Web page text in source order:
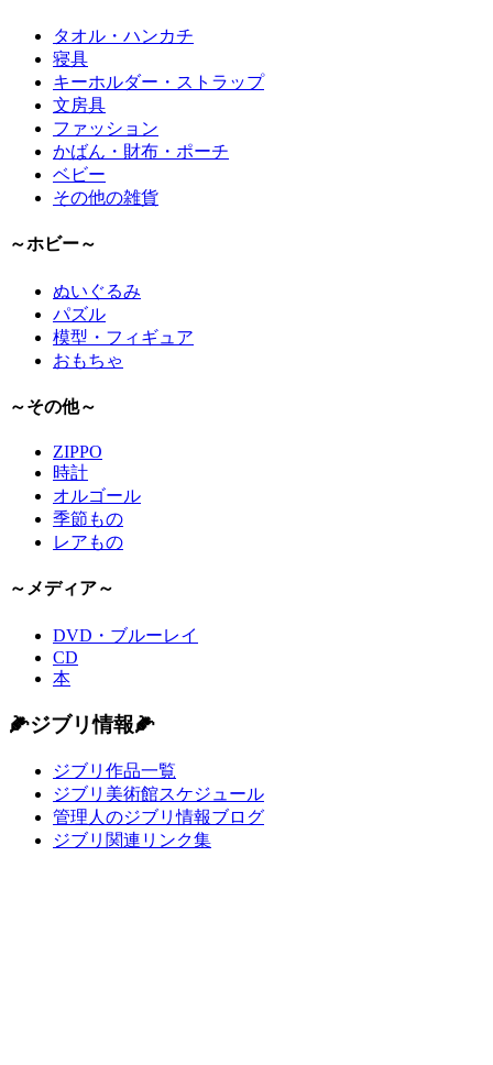
タオル・ハンカチ
寝具
キーホルダー・ストラップ
文房具
ファッション
かばん・財布・ポーチ
ベビー
その他の雑貨
～ホビー～
ぬいぐるみ
パズル
模型・フィギュア
おもちゃ
～その他～
ZIPPO
時計
オルゴール
季節もの
レアもの
～メディア～
DVD・ブルーレイ
CD
本
🌽ジブリ情報🌽
ジブリ作品一覧
ジブリ美術館スケジュール
管理人のジブリ情報ブログ
ジブリ関連リンク集